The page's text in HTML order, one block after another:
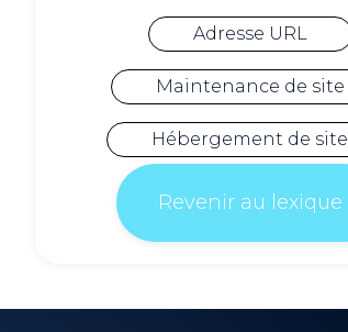
Adresse URL
Maintenance de site
Hébergement de site
Revenir au lexique